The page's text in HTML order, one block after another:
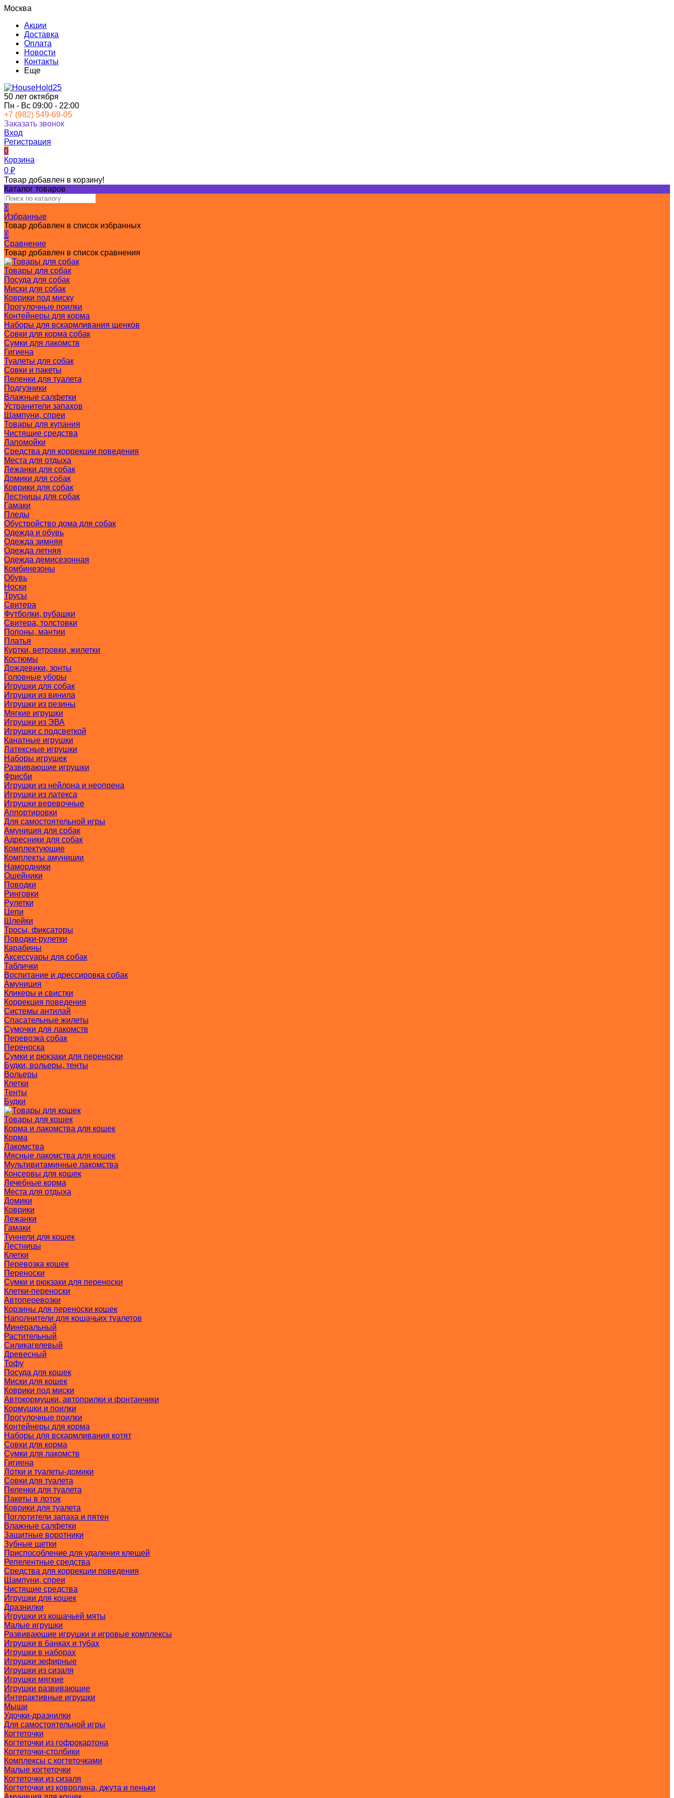
Москва
Акции
Доставка
Оплата
Новости
Контакты
Еще
50 лет октября
Пн - Вс 09:00 - 22:00
+7 (982) 549-69-05
Заказать звонок
Вход
Регистрация
0
Корзина
0 ₽
Товар добавлен в корзину!
Каталог товаров
0
Избранные
Товар добавлен в список избранных
0
Сравнение
Товар добавлен в список сравнения
Товары для собак
Посуда для собак
Миски для собак
Коврики под миску
Прогулочные поилки
Контейнеры для корма
Наборы для вскармливания щенков
Совки для корма собак
Сумки для лакомств
Гигиена
Туалеты для собак
Совки и пакеты
Пеленки для туалета
Подгузники
Влажные салфетки
Устранители запахов
Шампуни, спреи
Товары для купания
Чистящие средства
Лапомойки
Средства для коррекции поведения
Места для отдыха
Лежанки для собак
Домики для собак
Коврики для собак
Лестницы для собак
Гамаки
Пледы
Обустройство дома для собак
Одежда и обувь
Одежда зимняя
Одежда летняя
Одежда демисезонная
Комбинезоны
Обувь
Носки
Трусы
Свитера
Футболки, рубашки
Свитера, толстовки
Попоны, мантии
Платья
Куртки, ветровки, жилетки
Костюмы
Дождевики, зонты
Головные уборы
Игрушки для собак
Игрушки из винила
Игрушки из резины
Мягкие игрушки
Игрушки из ЭВА
Игрушки с подсветкой
Канатные игрушки
Латексные игрушки
Наборы игрушек
Развивающие игрушки
Фрисби
Игрушки из нейлона и неопрена
Игрушки из латекса
Игрушки веревочные
Аппортировки
Для самостоятельной игры
Амуниция для собак
Адресники для собак
Комплектующие
Комплекты амуниции
Намордники
Ошейники
Поводки
Ринговки
Рулетки
Цепи
Шлейки
Тросы, фиксаторы
Поводки-рулетки
Карабины
Аксессуары для собак
Таблички
Воспитание и дрессировка собак
Амуниция
Кликеры и свистки
Коррекция поведения
Системы антилай
Спасательные жилеты
Сумочки для лакомств
Перевозка собак
Переноска
Сумки и рюкзаки для переноски
Будки, вольеры, тенты
Вольеры
Клетки
Тенты
Будки
Товары для кошек
Корма и лакомства для кошек
Корма
Лакомства
Мясные лакомства для кошек
Мультивитаминные лакомства
Консервы для кошек
Лечебные корма
Места для отдыха
Домики
Коврики
Лежанки
Гамаки
Туннели для кошек
Лестницы
Клетки
Перевозка кошек
Переноски
Сумки и рюкзаки для переноски
Клетки-переноски
Автоперевозки
Корзины для переноски кошек
Наполнители для кошачьих туалетов
Минеральный
Растительный
Силикагелевый
Древесный
Тофу
Посуда для кошек
Миски для кошек
Коврики под миски
Автокормушки, автопоилки и фонтанчики
Кормушки и поилки
Прогулочные поилки
Контейнеры для корма
Наборы для вскармливания котят
Совки для корма
Сумки для лакомств
Гигиена
Лотки и туалеты-домики
Совки для туалета
Пеленки для туалета
Пакеты в лоток
Коврики для туалета
Поглотители запаха и пятен
Влажные салфетки
Защитные воротники
Зубные щетки
Приспособление для удаления клещей
Репелентные средства
Средства для коррекции поведения
Шампуни, спреи
Чистящие средства
Игрушки для кошек
Дразнилки
Игрушки из кошачьей мяты
Малые игрушки
Развивающие игрушки и игровые комплексы
Игрушки в банках и тубах
Игрушки в наборах
Игрушки зефирные
Игрушки из сизаля
Игрушки мягкие
Игрушки развивающие
Интерактивные игрушки
Мыши
Удочки-дразнилки
Для самостоятельной игры
Когтеточки
Когтеточки из гофрокартона
Когтеточки-столбики
Комплексы с когтеточками
Малые когтеточки
Когтеточки из сизаля
Когтеточки из ковролина, джута и пеньки